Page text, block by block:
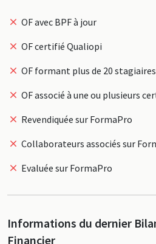
OF avec BPF à jour
OF certifié Qualiopi
OF formant plus de 20 stagiaires
OF associé à une ou plusieurs
Revendiquée sur FormaPro
Collaborateurs associés sur
Evaluée sur FormaPro
Informations du dernier
Financier